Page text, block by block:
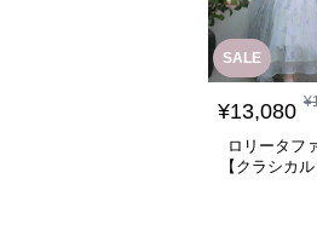
SALE
¥13,080 ¥
ロリータフ
【クラシカ